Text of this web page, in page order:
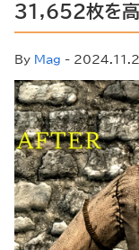
31,652枚を高
By Mag -